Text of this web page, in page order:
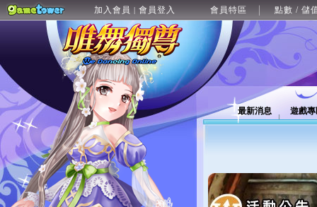
加入會員 | 會員登入 會員特區 點數 / 儲
最新消息 遊戲